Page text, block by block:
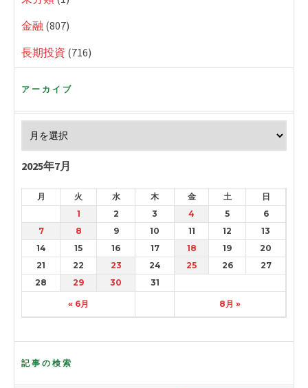
金融 (807)
長期投資 (716)
アーカイブ
2025年7月
月 火 水 木 金 土 日
« 6月 8月 »
1 2 3 4 5
6
7
8 9 10 11 12
13
14
15 16 17 18 19
20
21
22 23 24 25 26
27
28
29 30 31
記事の検索